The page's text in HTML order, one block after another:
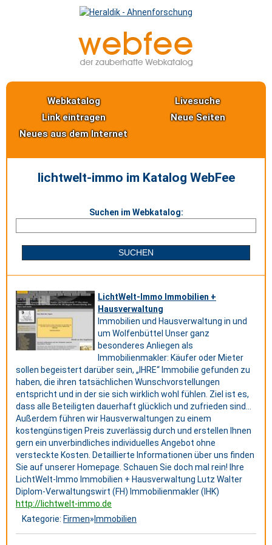
Webkatalog
Livesuche
Link eintragen
Neue Seiten
Neues aus dem Internet
lichtwelt-immo im Katalog WebFee
Suchen im Webkatalog:
LichtWelt-Immo Immobilien +
Hausverwaltung
Immobilien und Hausverwaltung in und
um Wolfenbüttel Unser ganz
besonderes Anliegen als
Immobilienmakler: Käufer oder Mieter
sollen begeistert darüber sein, „IHRE“ Immobilie gefunden zu
haben, die ihren tatsächlichen Wunschvorstellungen
entspricht und in der sie sich wirklich wohl fühlen. Ziel ist es,
dass alle Beteiligten dauerhaft glücklich und zufrieden sind…
Außerdem führen wir Hausverwaltungen zu einem
kostengünstigen Preis zuverlässig durch und erstellen Ihnen
gern ein unverbindliches individuelles Angebot ohne
versteckte Kosten. Detaillierte Informationen über uns finden
Sie auf unserer Homepage. Schauen Sie doch mal rein! Ihre
LichtWelt-Immo Immobilien + Hausverwaltung Lutz Walter
Diplom-Verwaltungswirt (FH) Immobilienmakler (IHK)
http://lichtwelt-immo.de
Kategorie: Firmen» Immobilien